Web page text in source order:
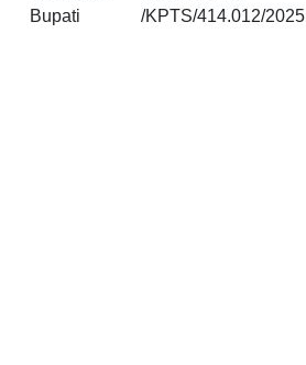
Bupati
/KPTS/414.012/2025